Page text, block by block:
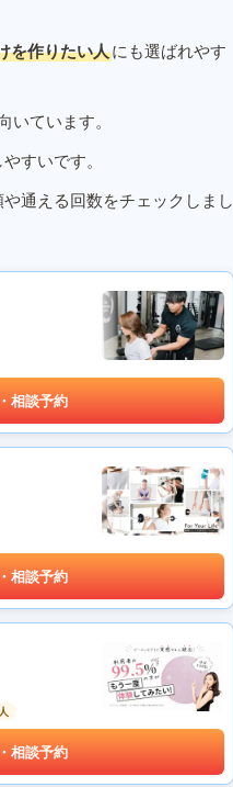
を作りたい人にも選ばれやす
ています。
すいです。
通える回数をチェックしまし
相談予約
相談予約
相談予約